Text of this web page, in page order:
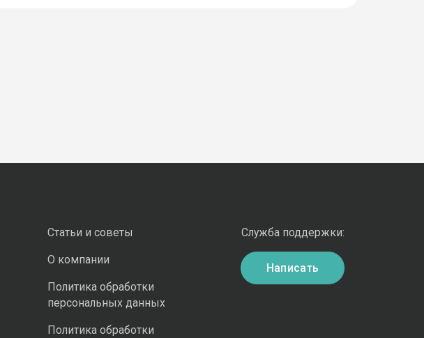
Статьи и советы
О компании
Политика обработки
персональных данных
Политика обработки
Служба поддержки:
Написать